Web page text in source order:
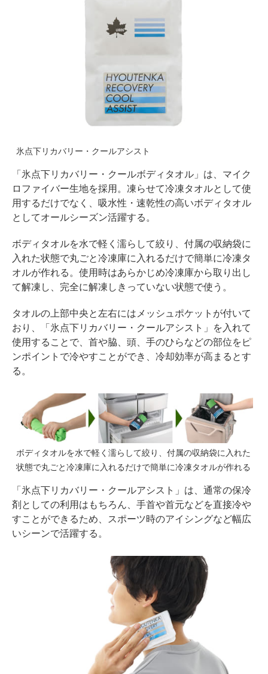
氷点下リカバリー・クールアシスト
「氷点下リカバリー・クールボディタオル」は、マイク
ロファイバー生地を採用。凍らせて冷凍タオルとして使
用するだけでなく、吸水性・速乾性の高いボディタオル
としてオールシーズン活躍する。
ボディタオルを水で軽く濡らして絞り、付属の収納袋に
入れた状態で丸ごと冷凍庫に入れるだけで簡単に冷凍タ
オルが作れる。使用時はあらかじめ冷凍庫から取り出し
て解凍し、完全に解凍しきっていない状態で使う。
タオルの上部中央と左右にはメッシュポケットが付いて
おり、「氷点下リカバリー・クールアシスト」を入れて
使用することで、首や脇、頭、手のひらなどの部位をピ
ンポイントで冷やすことができ、冷却効率が高まるとす
る。
ボディタオルを水で軽く濡らして絞り、付属の収納袋に入れた
状態で丸ごと冷凍庫に入れるだけで簡単に冷凍タオルが作れる
「氷点下リカバリー・クールアシスト」は、通常の保冷
剤としての利用はもちろん、手首や首元などを直接冷や
すことができるため、スポーツ時のアイシングなど幅広
いシーンで活躍する。